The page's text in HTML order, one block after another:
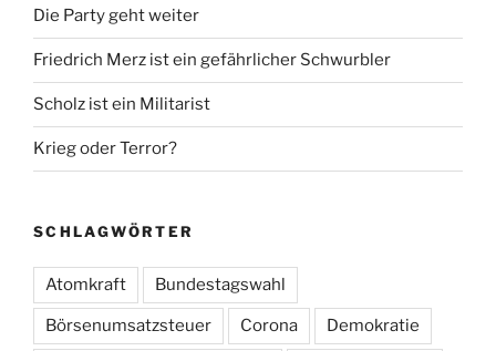
Die Party geht weiter
Friedrich Merz ist ein gefährlicher Schwurbler
Scholz ist ein Militarist
Krieg oder Terror?
SCHLAGWÖRTER
Atomkraft Bundestagswahl
Börsenumsatzsteuer Corona Demokratie